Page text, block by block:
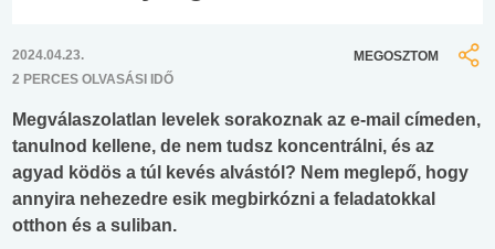
2024.04.23.
2 PERCES OLVASÁSI IDŐ
MEGOSZTOM
Megválaszolatlan levelek sorakoznak az e-mail címeden,
tanulnod kellene, de nem tudsz koncentrálni, és az
agyad ködös a túl kevés alvástól? Nem meglepő, hogy
annyira nehezedre esik megbirkózni a feladatokkal
otthon és a suliban.